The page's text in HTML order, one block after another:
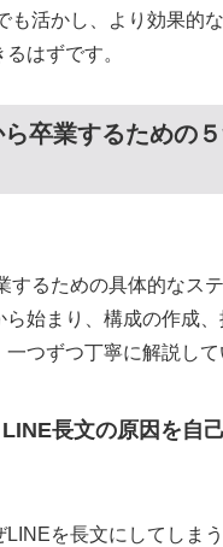
も活かし、より効果的
はずです。
卒業するための
するための具体的なス
ら始まり、構成の作成
つずつ丁寧に解説して
長文の原因を自
LINEを長文にしてしま